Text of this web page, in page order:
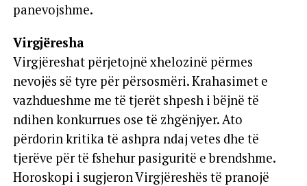
panevojshme.
Virgjëresha
Virgjëreshat përjetojnë xhelozinë përmes
nevojës së tyre për përsosmëri. Krahasimet e
vazhdueshme me të tjerët shpesh i bëjnë të
ndihen konkurrues ose të zhgënjyer. Ato
përdorin kritika të ashpra ndaj vetes dhe të
tjerëve për të fshehur pasiguritë e brendshme.
Horoskopi i sugjeron Virgjëreshës të pranojë